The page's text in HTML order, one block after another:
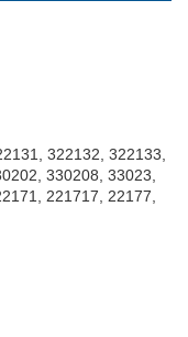
322132, 322133,
330208, 33023,
221717, 22177,